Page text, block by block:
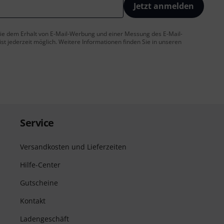
Jetzt anmelden
dem Erhalt von E-Mail-Werbung und einer Messung des E-Mail-
jederzeit möglich. Weitere Informationen finden Sie in unseren
Service
Versandkosten und Lieferzeiten
Hilfe-Center
Gutscheine
Kontakt
Ladengeschäft